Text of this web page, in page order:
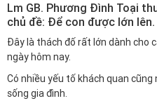
Lm GB. Phương Đình Toại
chủ đề: Để con được lớn lên.
Đây là thách đố rất lớn dành cho
ngày hôm nay.
Có nhiều yếu tố khách quan
sống gia đình.